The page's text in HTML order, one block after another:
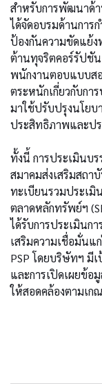
สำหรับการพัฒนาด้
ได้จัดอบรมด้านการ
ป้องกันความขัดแย้ง
ต้านทุจริตคอร์รัปชัน
พนักงานตอบแบบสอ
ตระหนักเกี่ยวกับกา
มาใช้ปรับปรุงนโยบ
ประสิทธิภาพและป
ทั้งนี้ การประเมินบ
สมาคมส่งเสริมสถา
ทะเบียนรวมประเ
ตลาดหลักทรัพย์ฯ
ได้รับการประเมินก
เสริมความเชื่อมั่น
PSP โดยบริษัทฯ มี
และการเปิดเผยข้
ให้สอดคล้องตามเก